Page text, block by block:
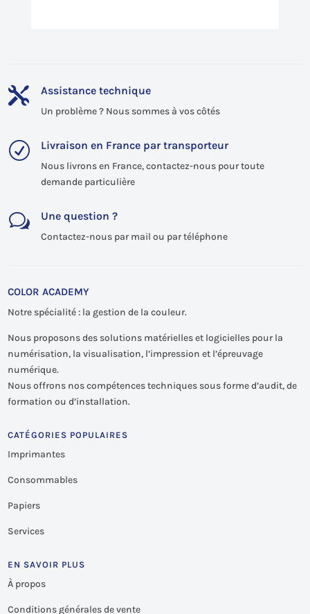
 Assistance technique
Un problème ? Nous sommes à vos côtés
R Livraison en France par transporteur
Nous livrons en France, contactez-nous pour toute
demande particulière
w Une question ?
Contactez-nous par mail ou par téléphone
COLOR ACADEMY
Notre spécialité : la gestion de la couleur.
Nous proposons des solutions matérielles et logicielles pour la
numérisation, la visualisation, l’impression et l’épreuvage
numérique.
Nous offrons nos compétences techniques sous forme d’audit, de
formation ou d’installation.
CATÉGORIES POPULAIRES
Imprimantes
Consommables
Papiers
Services
EN SAVOIR PLUS
À propos
Conditions générales de vente